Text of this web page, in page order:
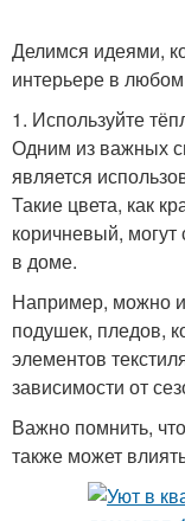
Делимся идеями,
интерьере в
1. Используйте
Одним из важных
является
Такие цвета, как
коричневый,
в доме.
Например, можно
подушек, пледов,
элементов
зависимости от
Важно помнить,
также может